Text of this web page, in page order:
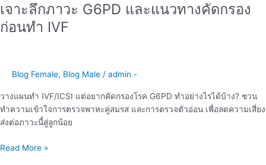
เจาะลึกภาวะ G6PD และแนวทางคัดกรอง
ก่อนทำ IVF
Blog Female, Blog Male / admin -
วางแผนทำ IVF/ICSI แต่อยากคัดกรองโรค G6PD ทำอย่างไรได้บ้าง? ชวน
ทำความเข้าใจการตรวจพาหะคู่สมรส และการตรวจตัวอ่อน เพื่อลดความเสี่ยง
ส่งต่อภาวะนี้สู่ลูกน้อย
G6PD
และ
แนวทาง
ก่อน
IVF
Read More »